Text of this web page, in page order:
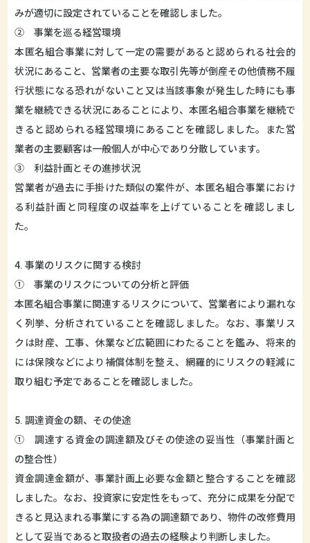
みが適切に設定されていることを確認しました。
② 事業を巡る経営環境
本匿名組合事業に対して一定の需要があると認められる社会的
状況にあること、営業者の主要な取引先等が倒産その他債務不履
行状態になる恐れがないこと又は当該事象が発生した時にも事
業を継続できる状況にあることにより、本匿名組合事業を継続で
きると認められる経営環境にあることを確認しました。また営
業者の主要顧客は一般個人が中心であり分散しています。
③ 利益計画とその進捗状況
営業者が過去に手掛けた類似の案件が、本匿名組合事業におけ
る利益計画と同程度の収益率を上げていることを確認しまし
た。
4. 事業のリスクに関する検討
① 事業のリスクについての分析と評価
本匿名組合事業に関連するリスクについて、営業者により漏れな
く列挙、分析されていることを確認しました。なお、事業リス
クは財産、工事、休業など広範囲にわたることを鑑み、将来的
には保険などにより補償体制を整え、網羅的にリスクの軽減に
取り組む予定であることを確認しました。
5. 調達資金の額、その使途
① 調達する資金の調達額及びその使途の妥当性（事業計画と
の整合性）
資金調達金額が、事業計画上必要な金額と整合することを確認
しました。なお、投資家に安定性をもって、充分に成果を分配で
きると見込まれる事業にする為の調達額であり、物件の改修費用
として妥当であると取扱者の過去の経験より判断しました。